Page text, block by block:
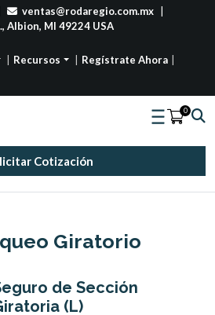
ventas@rodaregio.com.mx
Albion, MI 49224 USA
Recursos
Regístrate Ahora
0
Cotización
Giratorio
de Sección
(L)